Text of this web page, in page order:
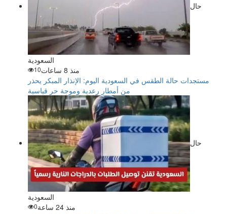
حال
السعودية
منذ 8 ساعات
10
مستجدات حالة الطقس في السعودية اليوم: الإنذار المبكر يحذر
من أمطار رعدية وموجة حر قياسية
حال
السعودية
منذ 24 ساعة
0